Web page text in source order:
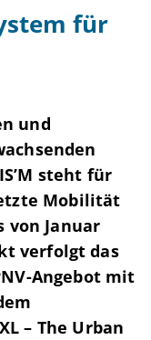
für
und
steht für
Mobilität
von Januar
verfolgt das
Angebot mit
– The Urban